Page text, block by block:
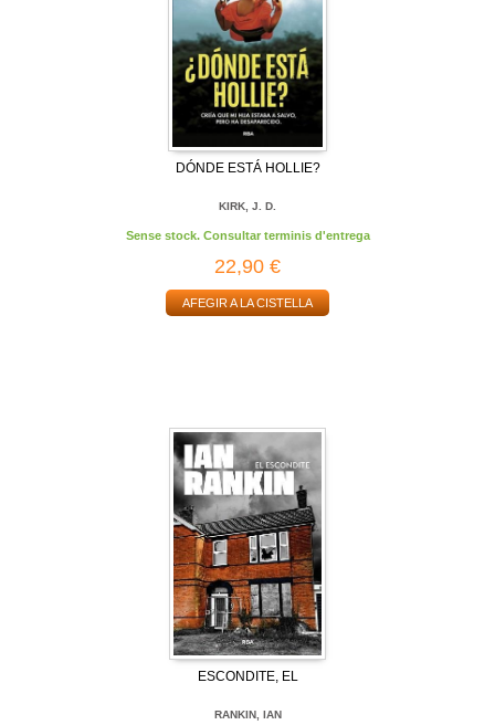
DÓNDE ESTÁ HOLLIE?
KIRK, J. D.
Sense stock. Consultar terminis d'entrega
22,90 €
AFEGIR A LA CISTELLA
ESCONDITE, EL
RANKIN, IAN